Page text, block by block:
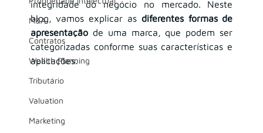
M&A
Contratos
Wealth Planning
Tributário
Valuation
Marketing
integridade do negócio no mercado. Neste
blog, vamos explicar as diferentes formas de
apresentação de uma marca, que podem ser
categorizadas conforme suas características e
aplicações.